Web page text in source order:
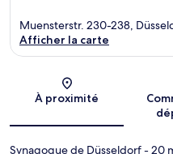
Muensterstr. 230-238,
Afficher la carte
À proximité
Synagogue de Düsseldorf- 20